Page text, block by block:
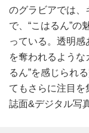
のグラビアでは、
で、“こはるん”の
っている。透明
を奪われるような
るん”を感じられ
てもさらに注目を
誌面&デジタル写